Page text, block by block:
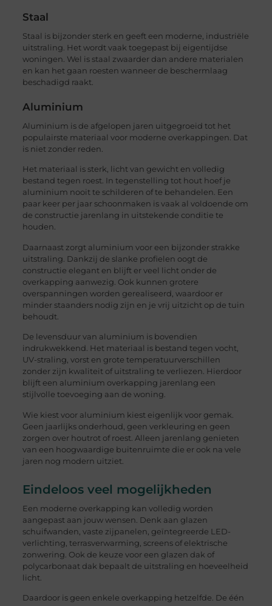
Staal
Staal is bijzonder sterk en geeft een moderne, industriële
uitstraling. Het wordt vaak toegepast bij eigentijdse
woningen. Wel is staal zwaarder dan andere materialen
en kan het gaan roesten wanneer de beschermlaag
beschadigd raakt.
Aluminium
Aluminium is de afgelopen jaren uitgegroeid tot het
populairste materiaal voor moderne overkappingen. Dat
is niet zonder reden.
Het materiaal is sterk, licht van gewicht en volledig
bestand tegen roest. In tegenstelling tot hout hoef je
aluminium nooit te schilderen of te behandelen. Een
paar keer per jaar schoonmaken is vaak al voldoende om
de constructie jarenlang in uitstekende conditie te
houden.
Daarnaast zorgt aluminium voor een bijzonder strakke
uitstraling. Dankzij de slanke profielen oogt de
constructie elegant en blijft er veel licht onder de
overkapping aanwezig. Ook kunnen grotere
overspanningen worden gerealiseerd, waardoor er
minder staanders nodig zijn en je vrij uitzicht op de tuin
behoudt.
De levensduur van aluminium is bovendien
indrukwekkend. Het materiaal is bestand tegen vocht,
UV-straling, vorst en grote temperatuurverschillen
zonder zijn kwaliteit of uitstraling te verliezen. Hierdoor
blijft een aluminium overkapping jarenlang een
stijlvolle toevoeging aan de woning.
Wie kiest voor aluminium kiest eigenlijk voor gemak.
Geen jaarlijks onderhoud, geen verkleuring en geen
zorgen over houtrot of roest. Alleen jarenlang genieten
van een hoogwaardige buitenruimte die er ook na vele
jaren nog modern uitziet.
Eindeloos veel mogelijkheden
Een moderne overkapping kan volledig worden
aangepast aan jouw wensen. Denk aan glazen
schuifwanden, vaste zijpanelen, geïntegreerde LED-
verlichting, terrasverwarming, screens of elektrische
zonwering. Ook de keuze voor een glazen dak of
polycarbonaat dak bepaalt de uitstraling en hoeveelheid
licht.
Daardoor is geen enkele overkapping hetzelfde. De één